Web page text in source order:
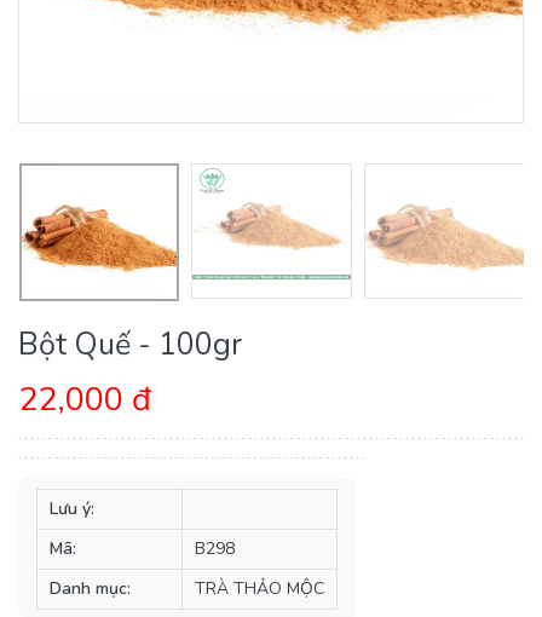
Bột Quế - 100gr
22,000 đ
Lưu ý:
Mã:
B298
Danh mục:
TRÀ THẢO MỘC